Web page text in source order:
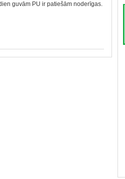
guvām PU ir patiešām noderīgas.